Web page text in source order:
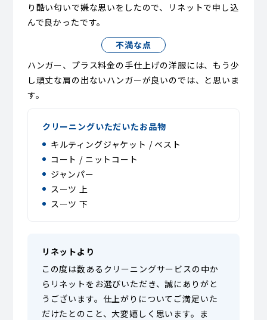
り酷い匂いで嫌な思いをしたので、リネットで申し込
んで良かったです。
不満な点
ハンガー、プラス料金の手仕上げの洋服には、もう少
し頑丈な肩の出ないハンガーが良いのでは、と思いま
す。
クリーニングいただいたお品物
キルティングジャケット / ベスト
コート / ニットコート
ジャンパー
スーツ 上
スーツ 下
リネットより
この度は数あるクリーニングサービスの中か
らリネットをお選びいただき、誠にありがと
うございます。仕上がりについてご満足いた
だけたとのこと、大変嬉しく思います。ま